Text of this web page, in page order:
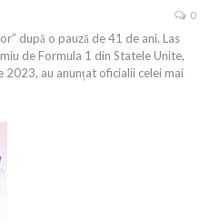
0
după o pauză de 41 de ani. Las
de Formula 1 din Statele Unite,
au anunțat oficialii celei mai